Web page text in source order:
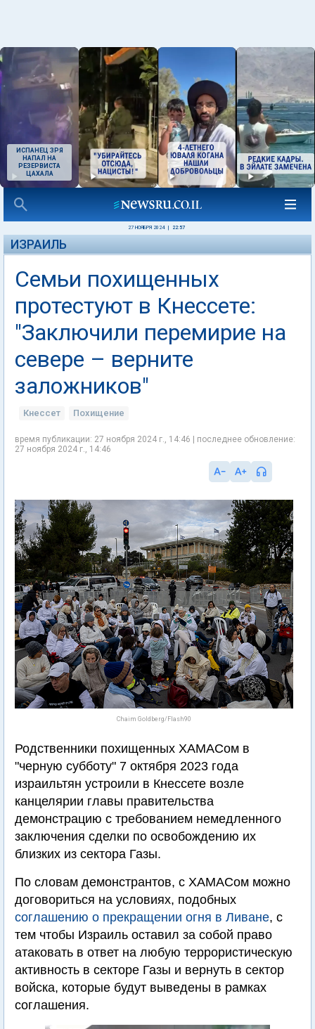
ИСПАНЕЦ ЗРЯ
НАПАЛ НА
РЕЗЕРВИСТА
ЦАХАЛА
27 НОЯБРЯ 2024 22:57
ИЗРАИЛЬ
Семьи похищенных
протестуют в Кнессете:
"Заключили перемирие на
севере – верните
заложников"
Кнессет Похищение
время публикации: 27 ноября 2024 г., 14:46 | последнее обновление:
27 ноября 2024 г., 14:46
Chaim Goldberg/Flash90
Родственники похищенных ХАМАСом в
"черную субботу" 7 октября 2023 года
израильтян устроили в Кнессете возле
канцелярии главы правительства
демонстрацию с требованием немедленного
заключения сделки по освобождению их
близких из сектора Газы.
По словам демонстрантов, с ХАМАСом можно
договориться на условиях, подобных
соглашению о прекращении огня в Ливане, с
тем чтобы Израиль оставил за собой право
атаковать в ответ на любую террористическую
активность в секторе Газы и вернуть в сектор
войска, которые будут выведены в рамках
соглашения.